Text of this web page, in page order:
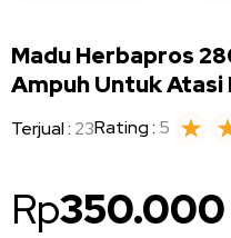
Madu Herbapros
Ampuh Untuk
Terjual : 23Rating : 5
Rp350.000